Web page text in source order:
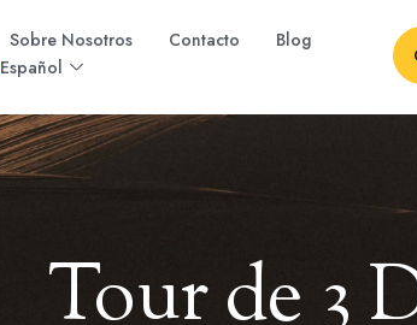
Sobre Nosotros Contacto
Blog
Español
Tour de 3